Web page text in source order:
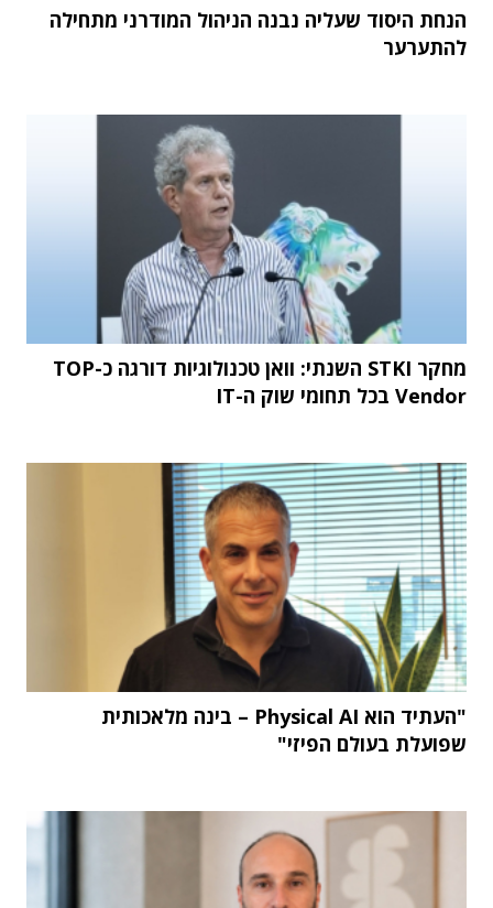
הנחת היסוד שעליה נבנה הניהול המודרני מתחילה
להתערער
מחקר STKI השנתי: וואן טכנולוגיות דורגה כ-TOP
Vendor בכל תחומי שוק ה-IT
"העתיד הוא Physical AI – בינה מלאכותית
שפועלת בעולם הפיזי"